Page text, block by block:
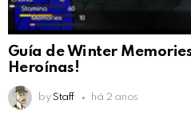
Guía de Winter
Heroínas!
by Staff há 2 anos